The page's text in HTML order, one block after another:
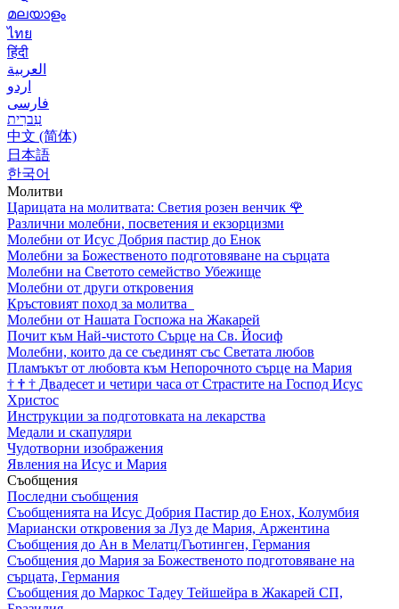
മലയാളം
ไทย
हिंदी
العربية
اردو
فارسی
עִברִית
中文 (简体)
日本語
한국어
Молитви
Царицата на молитвата: Светия розен венчик 🌹
Различни молебни, посветения и екзорцизми
Молебни от Исус Добрия пастир до Енок
Молебни за Божественото подготовяване на сърцата
Молебни на Светото семейство Убежище
Молебни от други откровения
Кръстовият поход за молитва
Молебни от Нашата Госпожа на Жакарей
Почит към Най-чистото Сърце на Св. Йосиф
Молебни, които да се съединят със Светата любов
Пламъкът от любовта към Непорочното сърце на Мария
† † † Двадесет и четири часа от Страстите на Господ Исус
Христос
Инструкции за подготовката на лекарства
Медали и скапуляри
Чудотворни изображения
Явления на Исус и Мария
Съобщения
Последни съобщения
Съобщенията на Исус Добрия Пастир до Енох, Колумбия
Мариански откровения за Луз де Мария, Аржентина
Съобщения до Ан в Мелатц/Гьотинген, Германия
Съобщения до Мария за Божественото подготовяване на
сърцата, Германия
Съобщения до Маркос Тадеу Тейшейра в Жакарей СП,